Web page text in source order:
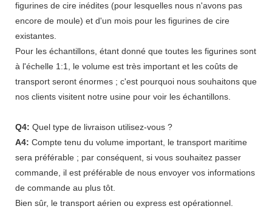
figurines de cire inédites (pour lesquelles nous n'avons pas
encore de moule) et d'un mois pour les figurines de cire
existantes.
Pour les échantillons, étant donné que toutes les figurines sont
à l'échelle 1:1, le volume est très important et les coûts de
transport seront énormes ; c'est pourquoi nous souhaitons que
nos clients visitent notre usine pour voir les échantillons.
Q4: Quel type de livraison utilisez-vous ?
A4: Compte tenu du volume important, le transport maritime
sera préférable ; par conséquent, si vous souhaitez passer
commande, il est préférable de nous envoyer vos informations
de commande au plus tôt.
Bien sûr, le transport aérien ou express est opérationnel.